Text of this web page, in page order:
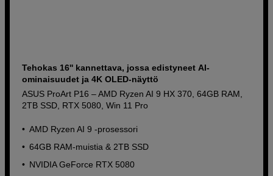
Tehokas 16'' kannettava, jossa edistyneet AI-
ominaisuudet ja 4K OLED-näyttö
ASUS ProArt P16 – AMD Ryzen AI 9 HX 370, 64GB RAM,
2TB SSD, RTX 5080, Win 11 Pro
AMD Ryzen AI 9 -prosessori
64GB RAM-muistia & 2TB SSD
NVIDIA GeForce RTX 5080